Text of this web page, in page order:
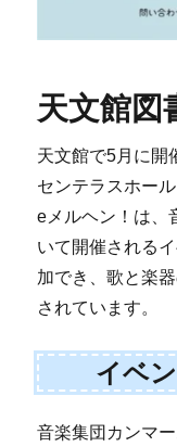
天文館図
天文館で5月に開
センテラスホー
eメルヘン！は、
いて開催される
加でき、歌と楽
されています。
イベ
音楽集団カンマ